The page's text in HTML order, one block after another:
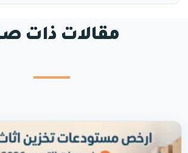
مقالات ذات